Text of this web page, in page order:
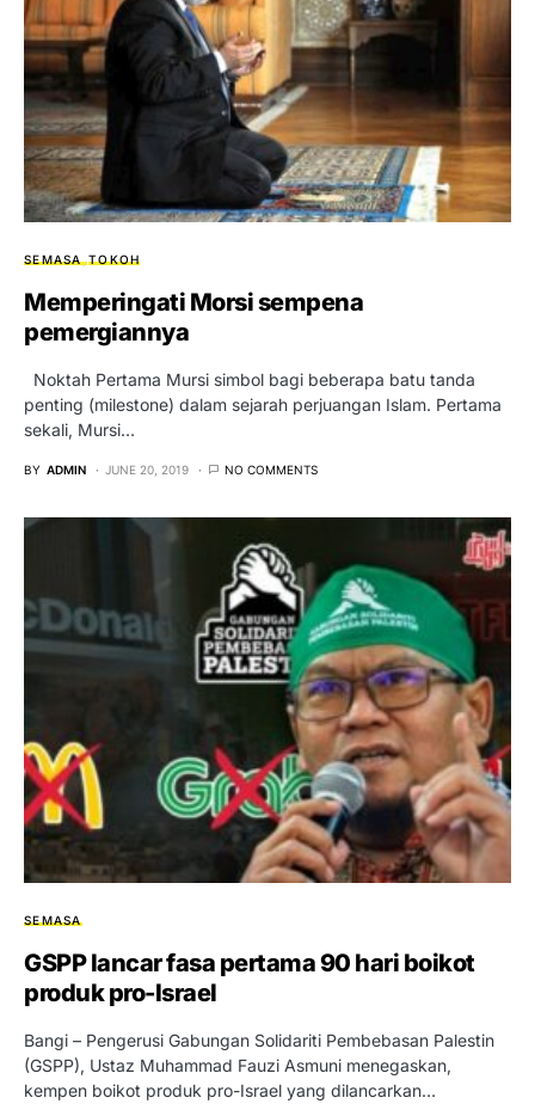
SEMASA TOKOH
Memperingati Morsi sempena
pemergiannya
Noktah Pertama Mursi simbol bagi beberapa batu tanda
penting (milestone) dalam sejarah perjuangan Islam. Pertama
sekali, Mursi…
BY ADMIN JUNE 20, 2019 NO COMMENTS
SEMASA
GSPP lancar fasa pertama 90 hari boikot
produk pro-Israel
Bangi – Pengerusi Gabungan Solidariti Pembebasan Palestin
(GSPP), Ustaz Muhammad Fauzi Asmuni menegaskan,
kempen boikot produk pro-Israel yang dilancarkan…